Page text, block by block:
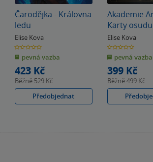
Čarodějka - Královna
ledu
Elise Kova
0.0
z
5
hvězdiček
pevná vazba
423 Kč
Běžně 529 Kč
Předobjednat
Akademie
Karty osudu
Elise Kova
0.0
z
5
hvězdiček
pevná vazba
399 Kč
Běžně499 Kč